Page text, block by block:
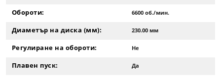
Обороти: 6600 об./мин.
Диаметър на диска (мм): 230.00 мм
Регулиране на обороти: Не
Плавен пуск: Да